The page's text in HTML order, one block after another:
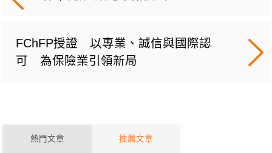
FChFP授證 以專業、誠信與國際認
可 為保險業引領新局
熱門文章 推薦文章